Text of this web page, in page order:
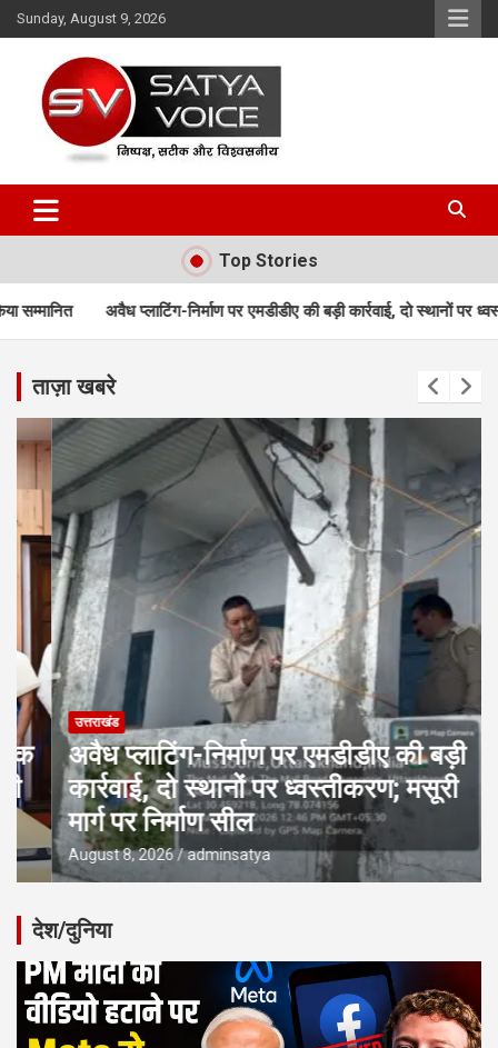
Skip
to
Sunday, August 9, 2026
Satya Voice
Top Stories
निर्माण पर एमडीडीए की बड़ी कार्रवाई, दो स्थानों पर ध्वस्तीकरण; मसूरी मार्ग पर
ताज़ा खबरे
उत्तराखंड
अवैध प्लाटिंग-निर्माण पर एमडीडीए की बड़ी
कार्रवाई, दो स्थानों पर ध्वस्तीकरण; मसूरी
मार्ग पर निर्माण सील
August 8, 2026 adminsatya
देश/दुनिया